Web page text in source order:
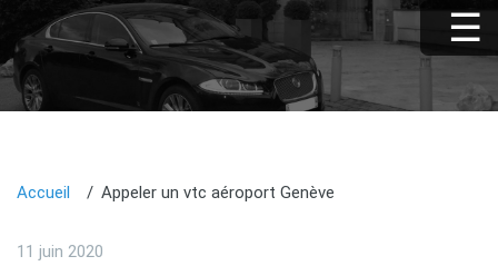
Accueil Appeler un vtc aéroport Genève
11 juin 2020